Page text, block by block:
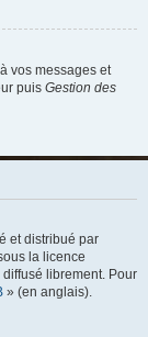
vos messages et
puis Gestion des
et distribué par
la licence
librement. Pour
» (en anglais).